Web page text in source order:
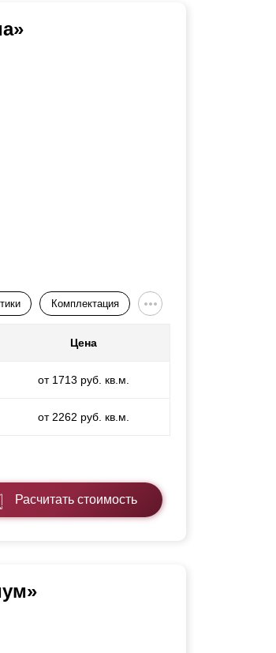
Комплектация
Цена
от 1713 руб. кв.м.
от 2262 руб. кв.м.
Расчитать стоимость